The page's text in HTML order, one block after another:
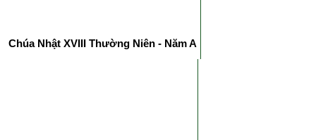
Chúa Nhật XVIII Thường Niên - Năm A